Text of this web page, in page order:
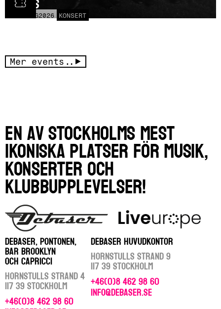
AUG2026 KONSERT
Mer events..
En av Stockholms mest
ikoniska platser för musik,
konserter och
klubbupplevelser!
DEBASER, PONTONEN,
BAR BROOKLYN
OCH CAPRICCI
Hornstulls Strand 4
117 39 Stockholm
+46(0)8 462 98 60
DEBASER HUVUDKONTOR
Hornstulls Strand 9
117 39 Stockholm
+46(0)8 462 98 60
info@debaser.se